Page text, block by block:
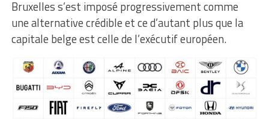
Bruxelles s’est imposé progressivement comme
une alternative crédible et ce d’autant plus que la
capitale belge est celle de l’exécutif européen.